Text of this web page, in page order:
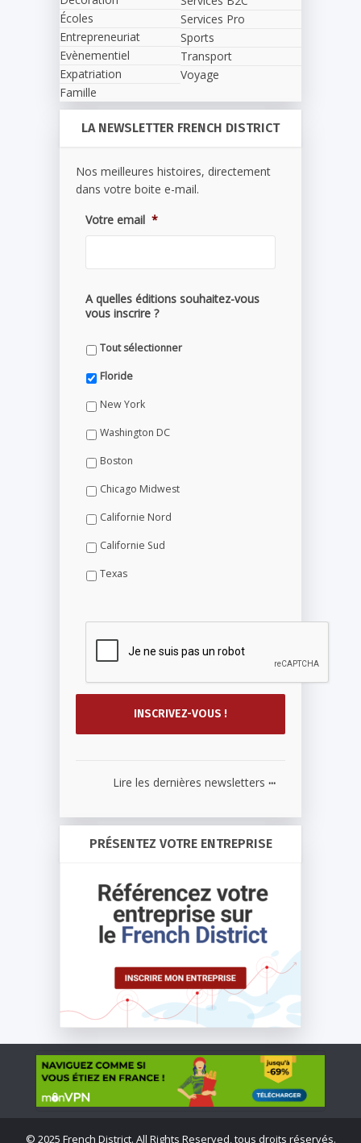
Écoles
Entrepreneuriat
Evènementiel
Expatriation
Famille
Services Pro
Sports
Transport
Voyage
LA NEWSLETTER FRENCH DISTRICT
Nos meilleures histoires, directement
dans votre boite e-mail.
Votre email *
A quelles éditions souhaitez-vous
vous inscrire ?
Tout sélectionner
Floride
New York
Washington DC
Boston
Chicago Midwest
Californie Nord
Californie Sud
Texas
Lire les dernières newsletters ...
PRÉSENTEZ VOTRE ENTREPRISE
© 2025 French District. All Rights Reserved, tous droits réservés.